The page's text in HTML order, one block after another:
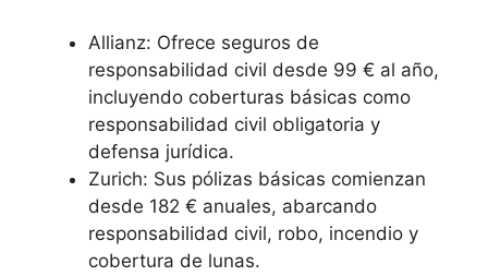
Allianz: Ofrece seguros de
responsabilidad civil desde 99 € al año,
incluyendo coberturas básicas como
responsabilidad civil obligatoria y
defensa jurídica.
Zurich: Sus pólizas básicas comienzan
desde 182 € anuales, abarcando
responsabilidad civil, robo, incendio y
cobertura de lunas.